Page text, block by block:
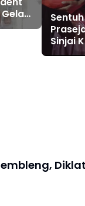
Sinjai
Viral